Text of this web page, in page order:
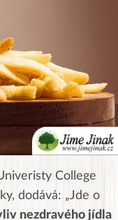
College
dodává: „Jde o
nezdravého jídla